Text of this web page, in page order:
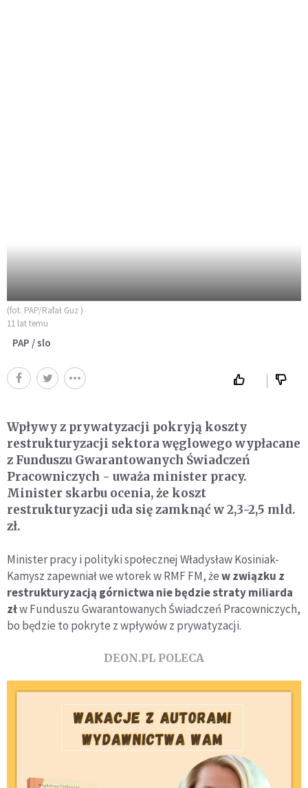
(fot. PAP/Rafał Guz )
11 lat temu
PAP / slo
Wpływy z prywatyzacji pokryją koszty
restrukturyzacji sektora węglowego wypłacane
z Funduszu Gwarantowanych Świadczeń
Pracowniczych - uważa minister pracy.
Minister skarbu ocenia, że koszt
restrukturyzacji uda się zamknąć w 2,3-2,5 mld.
zł.
Minister pracy i polityki społecznej Władysław Kosiniak-
Kamysz zapewniał we wtorek w RMF FM, żew związku z
restrukturyzacją górnictwa nie będzie straty miliarda
złw Funduszu Gwarantowanych Świadczeń Pracowniczych,
bo będzie to pokryte z wpływów z prywatyzacji.
DEON.PL POLECA